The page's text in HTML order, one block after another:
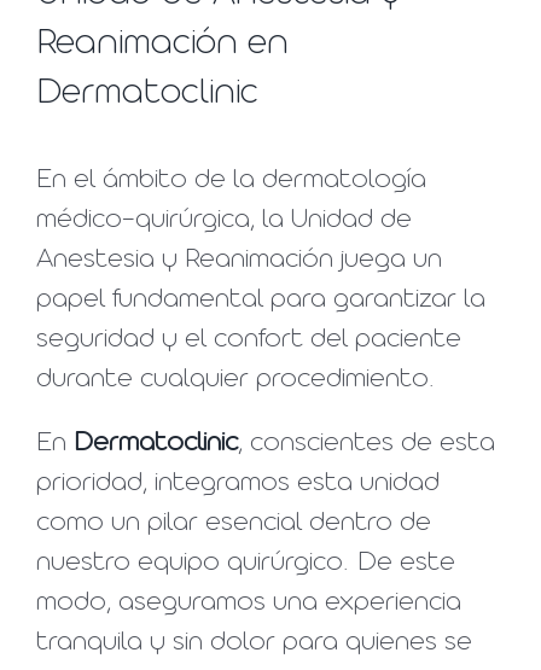
Reanimación en
Dermatoclinic
En el ámbito de la dermatología
médico-quirúrgica, la Unidad de
Anestesia y Reanimación juega un
papel fundamental para garantizar la
seguridad y el confort del paciente
durante cualquier procedimiento.
En Dermatoclinic, conscientes de esta
prioridad, integramos esta unidad
como un pilar esencial dentro de
nuestro equipo quirúrgico. De este
modo, aseguramos una experiencia
tranquila y sin dolor para quienes se